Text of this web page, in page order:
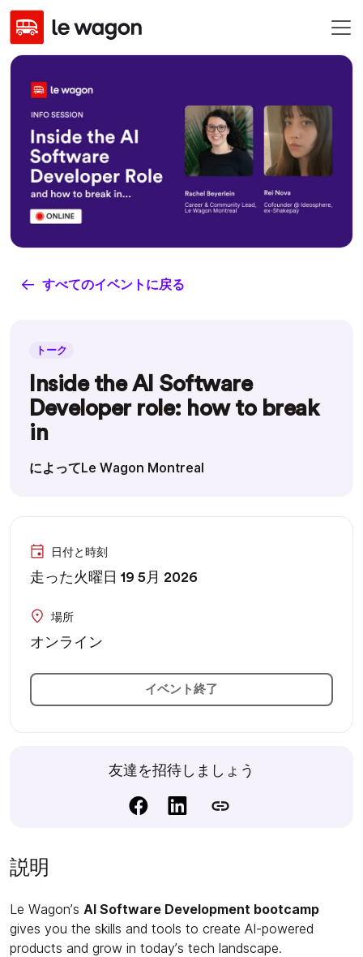
すべてのイベントに戻る
トーク
Inside the AI Software
Developer role: how to break
in
によってLe Wagon Montreal
日付と時刻
走った火曜日 19 5月 2026
場所
オンライン
イベント終了
友達を招待しましょう
説明
Le Wagon’s AI Software Development bootcamp
gives you the skills and tools to create AI-powered
products and grow in today’s tech landscape.